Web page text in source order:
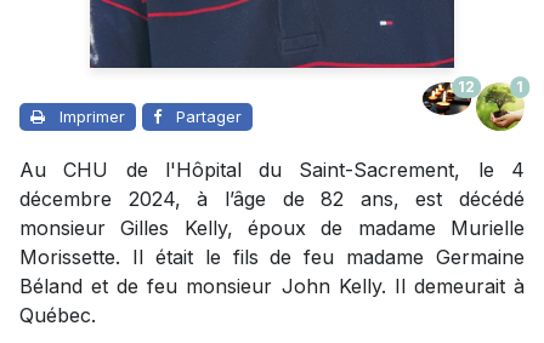
Imprimer Partager
12 1
Au CHU de l'Hôpital du Saint-Sacrement, le 4
décembre 2024, à l’âge de 82 ans, est décédé
monsieur Gilles Kelly, époux de madame Murielle
Morissette. Il était le fils de feu madame Germaine
Béland et de feu monsieur John Kelly. Il demeurait à
Québec.